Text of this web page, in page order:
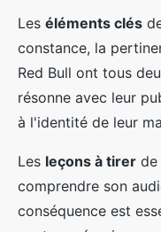
Les éléments clés
constance, la
Red Bull ont tous
résonne avec leur
à l'identité de leur
Les leçons à tirer de
comprendre son
conséquence est